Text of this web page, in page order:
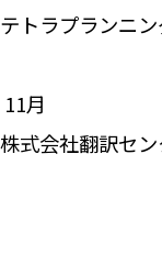
テトラプランニ
―― 11月
株式会社翻訳セ